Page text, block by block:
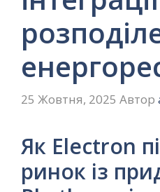
25 Жовтня, 2025 Автор
Як Electron
ринок із